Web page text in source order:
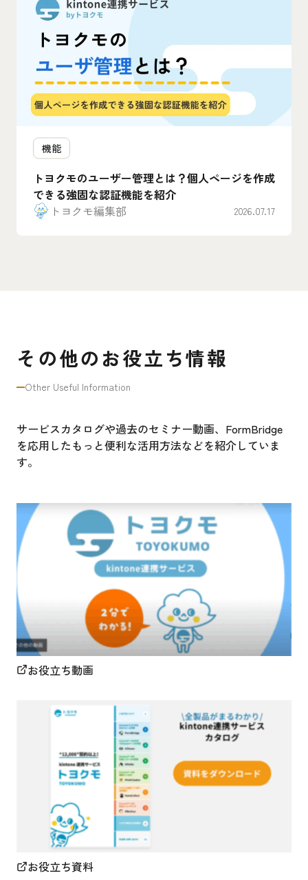
機能
トヨクモのユーザー管理とは？個人ページを作成
できる強固な認証機能を紹介
トヨクモ編集部
2026.07.17
その他のお役立ち情報
Other Useful Information
サービスカタログや過去のセミナー動画、FormBridge
を応用したもっと便利な活用方法などを紹介していま
す。
お役立ち動画
お役立ち資料